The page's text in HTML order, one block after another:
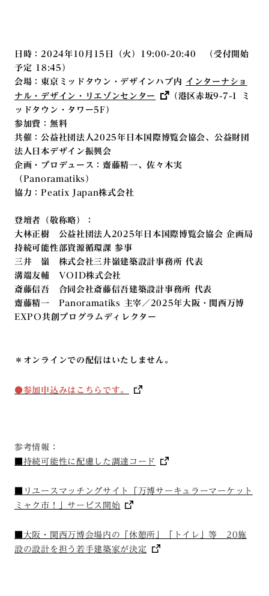
日時：2024年10月15日（火）19:00-20:40 （受付開始
予定 18:45）
会場：東京ミッドタウン・デザインハブ内 インターナショ
ナル・デザイン・リエゾンセンター
（港区赤坂9-7-1 ミ
ッドタウン・タワー5F）
参加費：無料
共催：公益社団法人2025年日本国際博覧会協会、公益財団
法人日本デザイン振興会
企画・プロデュース：齋藤精一、佐々木実
（Panoramatiks）
協力：Peatix Japan株式会社
登壇者（敬称略）：
大林正樹 公益社団法人2025年日本国際博覧会協会 企画局
持続可能性部資源循環課 参事
三井 嶺 株式会社三井嶺建築設計事務所 代表
溝端友輔 VOID株式会社
斎藤信吾 合同会社斎藤信吾建築設計事務所 代表
齋藤精一 Panoramatiks 主宰／2025年大阪・関西万博
EXPO共創プログラムディレクター
＊オンラインでの配信はいたしません。
●参加申込みはこちらです。
参考情報：
■持続可能性に配慮した調達コード
■リユースマッチングサイト「万博サーキュラーマーケット
ミャク市！」サービス開始
■大阪・関西万博会場内の「休憩所」「トイレ」等 20施
設の設計を担う若手建築家が決定